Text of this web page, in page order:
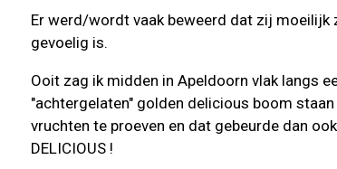
Er werd/wordt vaak beweerd dat zij
gevoelig is.
Ooit zag ik midden in Apeldoorn vlak langs
"achtergelaten" golden delicious boom
vruchten te proeven en dat gebeurde dan
DELICIOUS !